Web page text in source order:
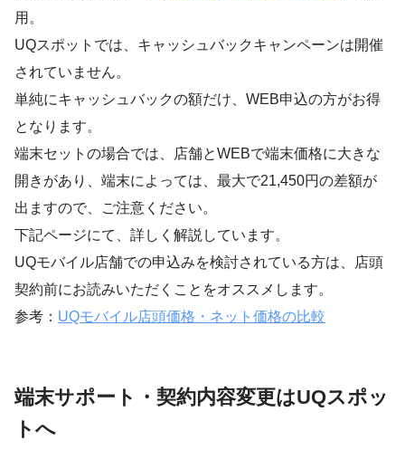
用。
UQスポットでは、キャッシュバックキャンペーンは開催
されていません。
単純にキャッシュバックの額だけ、WEB申込の方がお得
となります。
端末セットの場合では、店舗とWEBで端末価格に大きな
開きがあり、端末によっては、最大で21,450円の差額が
出ますので、ご注意ください。
下記ページにて、詳しく解説しています。
UQモバイル店舗での申込みを検討されている方は、店頭
契約前にお読みいただくことをオススメします。
参考： UQモバイル店頭価格・ネット価格の比較
端末サポート・契約内容変更はUQスポッ
トへ